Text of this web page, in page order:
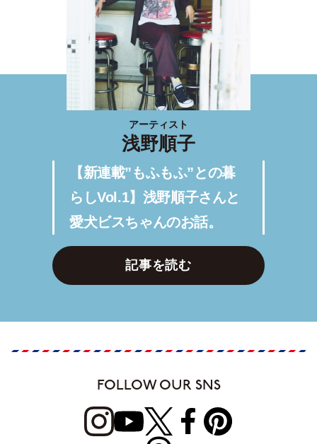
アーティスト
浅野順子
【新連載”もふもふ”との暮
らしVol.1】浅野順子さんと
愛犬ビスちゃんのお話。
記事を読む
FOLLOW OUR SNS